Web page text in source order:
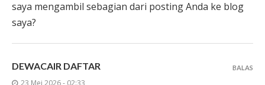
saya mengambil sebagian dari posting Anda ke blog
saya?
DEWACAIR DAFTAR BALAS